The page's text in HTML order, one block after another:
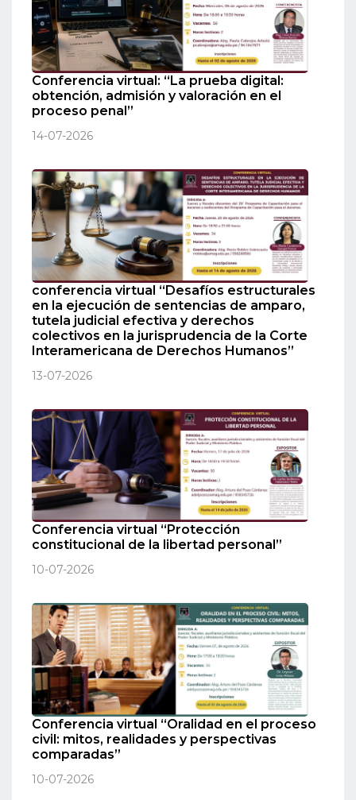
Conferencia virtual: “La prueba digital:
obtención, admisión y valoración en el
proceso penal”
14-07-2026
conferencia virtual “Desafíos estructurales
en la ejecución de sentencias de amparo,
tutela judicial efectiva y derechos
colectivos en la jurisprudencia de la Corte
Interamericana de Derechos Humanos”
13-07-2026
Conferencia virtual “Protección
constitucional de la libertad personal”
10-07-2026
Conferencia virtual “Oralidad en el proceso
civil: mitos, realidades y perspectivas
comparadas”
10-07-2026